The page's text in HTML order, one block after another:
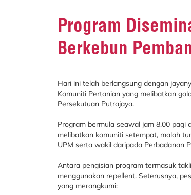
Program
Berkebun
Hari ini telah berlangsung dengan
Komuniti Pertanian yang melibatkan
Persekutuan Putrajaya.
Program bermula seawal jam 8.00 pagi
melibatkan komuniti setempat, malah
UPM serta wakil daripada Perbadanan
Antara pengisian program termasuk
menggunakan repellent. Seterusnya,
yang merangkumi: